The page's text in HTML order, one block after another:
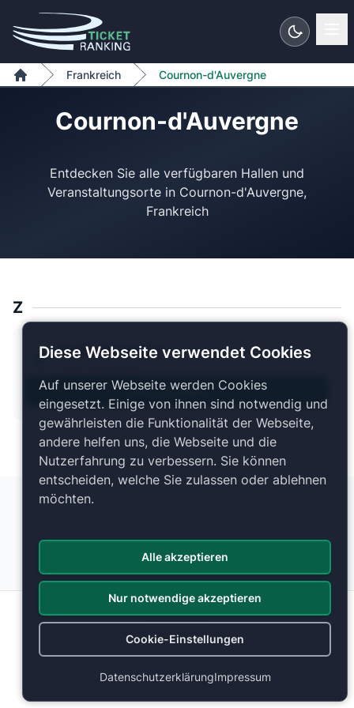
Zum Inhalt springen
Home
Frankreich Cournon-d'Auvergne
Cournon-d'Auvergne
Entdecken Sie alle verfügbaren Hallen und
Veranstaltungsorte in Cournon-d'Auvergne,
Frankreich
Z
Zénith d’Auvergne
Pläne anzeigen
Datenschutz
Cookie-Einstellungen
© 2026 ticketranking.com | Alle Rechte vorbehalten.
Diese Webseite verwendet Cookies
Auf unserer Webseite werden Cookies
eingesetzt. Einige von ihnen sind notwendig und
gewährleisten die Funktionalität der Webseite,
andere helfen uns, die Webseite und die
Nutzerfahrung zu verbessern. Sie können
entscheiden, welche Sie zulassen oder ablehnen
möchten.
Alle akzeptieren
Nur notwendige akzeptieren
Cookie-Einstellungen
DatenschutzerklärungImpressum